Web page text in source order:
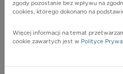
zgody pozostanie bez wpływu na
cookies, którego dokonano na
Więcej informacji na temat
cookie zawartych jest w Polityce